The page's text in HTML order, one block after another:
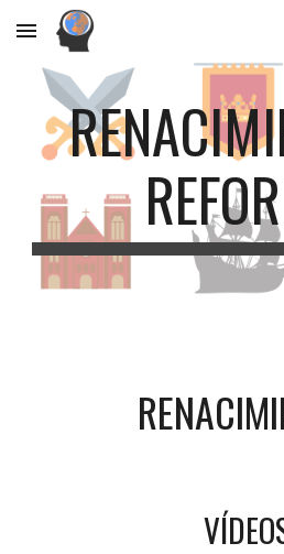
Skip to main content